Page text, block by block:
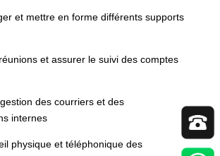
et mettre en forme différents supports
et assurer le suivi des comptes
des courriers et des
internes
physique et téléphonique des